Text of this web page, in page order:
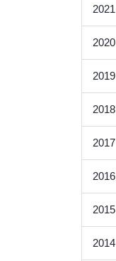
2021
2020
2019
2018
2017
2016
2015
2014